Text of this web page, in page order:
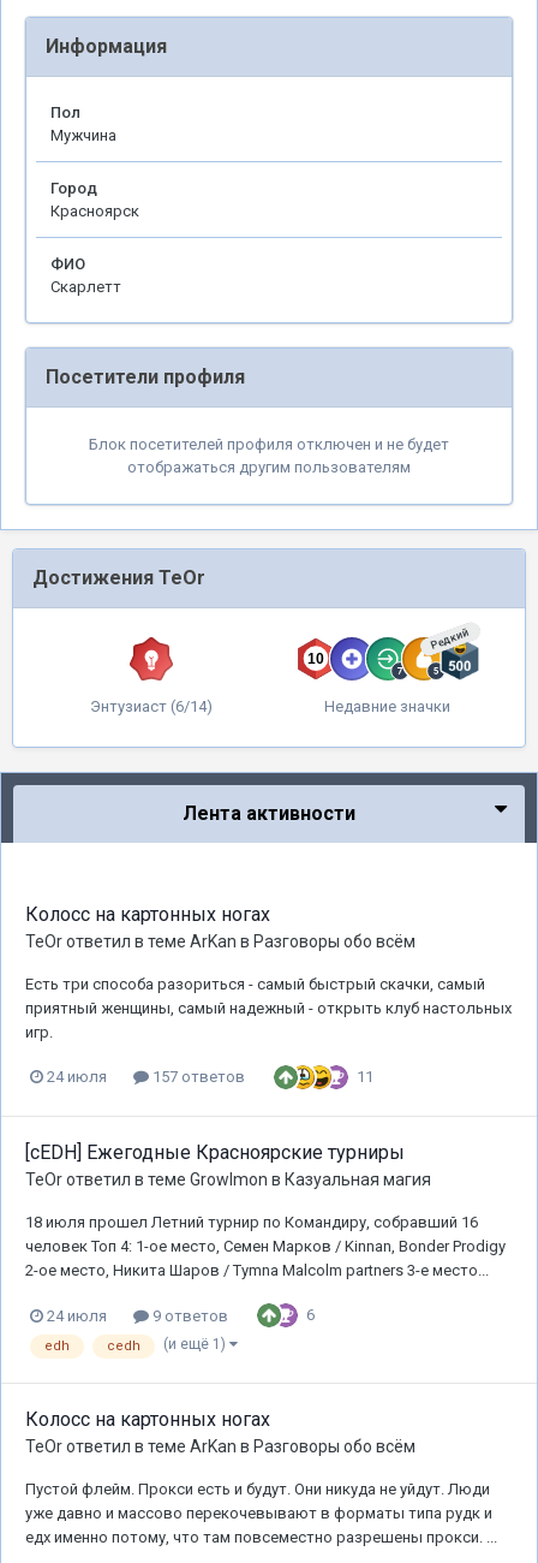
Информация
Пол
Мужчина
Город
Красноярск
ФИО
Скарлетт
Посетители профиля
Блок посетителей профиля отключен и не будет
отображаться другим пользователям
Достижения TeOr
Энтузиаст (6/14)
Редкий
Недавние значки
Лента активности
Колосс на картонных ногах
TeOrответил в теме ArKan в Разговоры обо всём
Есть три способа разориться - самый быстрый скачки, самый
приятный женщины, самый надежный - открыть клуб настольных
игр.
24 июля 157 ответов 11
[cEDH] Ежегодные Красноярские турниры
TeOrответил в теме Growlmon в Казуальная магия
18 июля прошел Летний турнир по Командиру, собравший 16
человек Топ 4: 1-ое место, Семен Марков / Kinnan, Bonder Prodigy
2-ое место, Никита Шаров / Tymna Malcolm partners 3-е место...
24 июля 9 ответов 6
edh cedh (и ещё 1)
Колосс на картонных ногах
TeOrответил в теме ArKan в Разговоры обо всём
Пустой флейм. Прокси есть и будут. Они никуда не уйдут. Люди
уже давно и массово перекочевывают в форматы типа рудк и
едх именно потому, что там повсеместно разрешены прокси. ...